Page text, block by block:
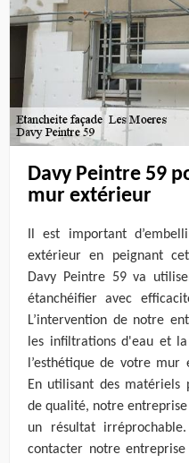
Davy Peintre 59
mur extérieur
Il est important
extérieur en peignant
Davy Peintre 59 va
étanchéifier avec
L’intervention de notre
les infiltrations d'eau et
l’esthétique de votre mur
En utilisant des matériels
de qualité, notre
un résultat
contacter notre